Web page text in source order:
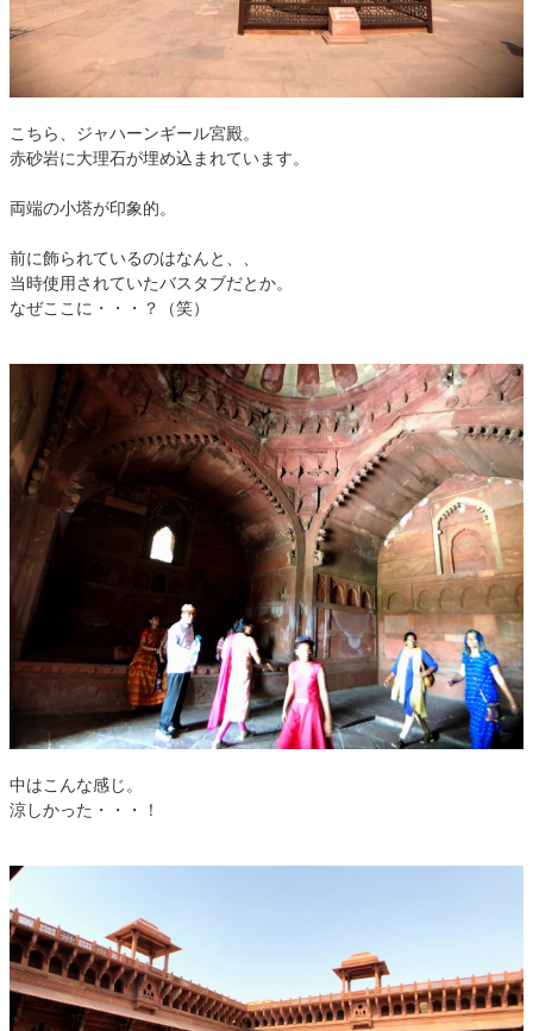
こちら、ジャハーンギール宮殿。
赤砂岩に大理石が埋め込まれています。
両端の小塔が印象的。
前に飾られているのはなんと、、
当時使用されていたバスタブだとか。
なぜここに・・・？（笑）
中はこんな感じ。
涼しかった・・・！